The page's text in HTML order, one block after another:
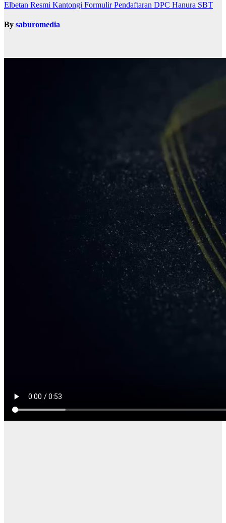
Elbetan Resmi Kantongi Formulir Pendaftaran DPC Hanura SBT
By saburomedia